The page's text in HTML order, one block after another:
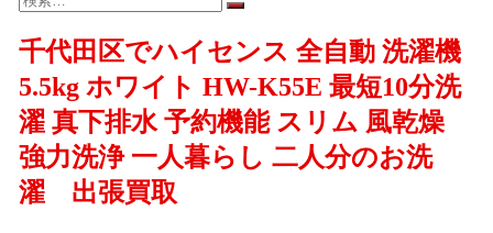
千代田区でハイセンス 全自動 洗濯機
5.5kg ホワイト HW-K55E 最短10分洗
濯 真下排水 予約機能 スリム 風乾燥
強力洗浄 一人暮らし 二人分のお洗
濯 出張買取